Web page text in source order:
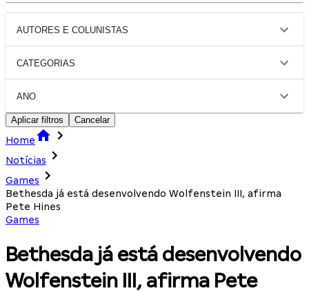
AUTORES E COLUNISTAS
CATEGORIAS
ANO
Aplicar filtros Cancelar
Home
Notícias
Games
Bethesda já está desenvolvendo Wolfenstein III, afirma
Pete Hines
Games
Bethesda já está desenvolvendo
Wolfenstein III, afirma Pete